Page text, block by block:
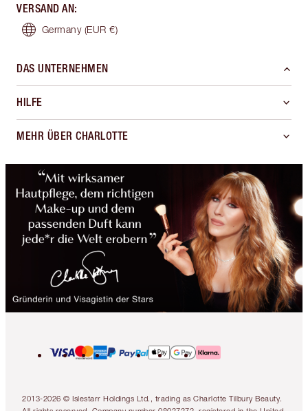
VERSAND AN:
Germany (EUR €)
DAS UNTERNEHMEN
HILFE
MEHR ÜBER CHARLOTTE
2013-2026 © Islestarr Holdings Ltd., trading as Charlotte Tilbury Beauty.